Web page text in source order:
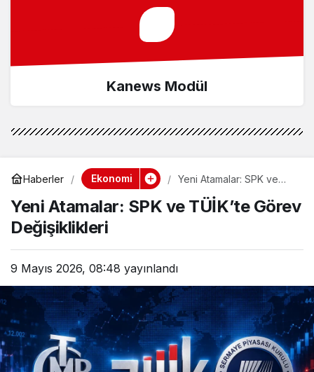
Kanews Modül
Haberler Ekonomi
Yeni Atamalar: SPK ve
Değişiklikleri
Yeni Atamalar: SPK ve TÜİK’te Görev
Değişiklikleri
9 Mayıs 2026, 08:48 yayınlandı